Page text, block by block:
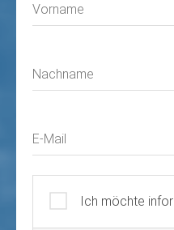
Vorname
Nachname
E-Mail
Ich möchte